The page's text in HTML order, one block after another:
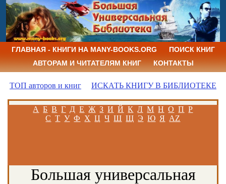
ГЛАВНАЯ - КНИГИ НА MANY-BOOKS.ORG
ПОИСК КНИГ
АВТОРАМ И ЧИТАТЕЛЯМ КНИГ
КОНТАКТЫ
ТОП авторов и книг ИСКАТЬ КНИГУ В БИБЛИОТЕКЕ
А Б В Г Д Е Ж З И Й К Л М Н О П Р
С Т У Ф Х Ц Ч Ш Щ Э Ю Я AZ
Большая универсальная